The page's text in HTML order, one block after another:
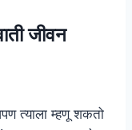
जीवन
त्याला म्हणू शकतो